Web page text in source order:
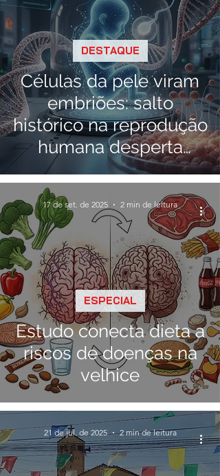
Células da pele viram
embriões: salto
histórico na reprodução
humana desperta
gigante ético
DESTAQUE
Estudo conecta dieta a
riscos de doenças na
velhice
ESPECIAL
17 de set. de 2025 2 min de leitura
21 de jul. de 2025 2 min de leitura